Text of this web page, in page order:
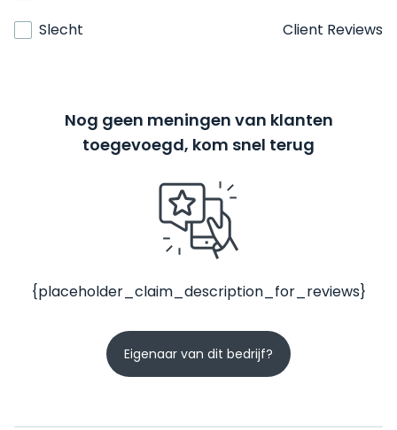
Slecht
Client Reviews
Nog geen meningen van klanten
toegevoegd, kom snel terug
{placeholder_claim_description_for_reviews}
Eigenaar van dit bedrijf?